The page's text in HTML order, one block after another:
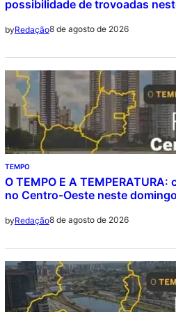
possibilidade de trovoadas
byRedação8 de agosto de 2026
TEMPO
O TEMPO E A
no Centro-Oeste neste
byRedação8 de agosto de 2026